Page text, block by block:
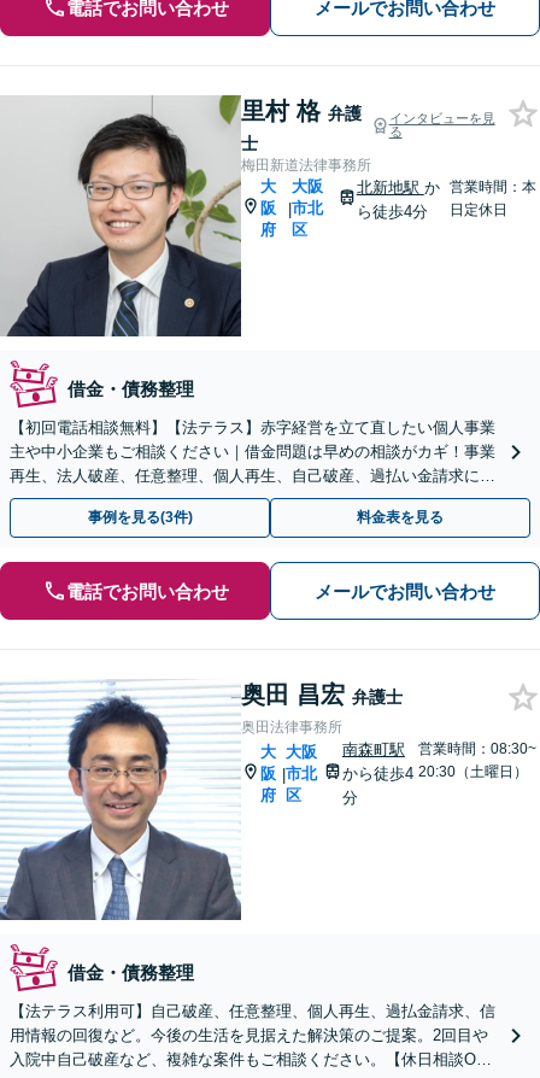
電話でお問い合わせ メールでお問い合わせ
里村 格 弁護
士
インタビューを見
る
梅田新道法律事務所
大
阪
府
|
大阪
市北
区
北新地駅 か
ら徒歩4分
営業時間：本
日定休日
借金・債務整理
【初回電話相談無料】【法テラス】赤字経営を立て直したい個人事業
主や中小企業もご相談ください｜借金問題は早めの相談がカギ！事業
再生、法人破産、任意整理、個人再生、自己破産、過払い金請求にも
対応【Zooｍ相談可】【完全個室】【大阪天満宮駅すぐ】
事例を見る(3件) 料金表を見る
電話でお問い合わせ メールでお問い合わせ
奥田 昌宏 弁護士
奥田法律事務所
大
阪
府
|
大阪
市北
区
南森町駅
から徒歩4
分
営業時間：08:30~
20:30（土曜日）
借金・債務整理
【法テラス利用可】自己破産、任意整理、個人再生、過払金請求、信
用情報の回復など。今後の生活を見据えた解決策のご提案。2回目や
入院中自己破産など、複雑な案件もご相談ください。【休日相談OK